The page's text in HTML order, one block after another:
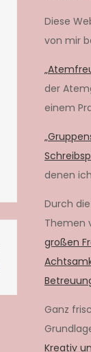
Diese
von mir
der
einem
denen
Durch
Themen
großen
Ganz
Kreativ